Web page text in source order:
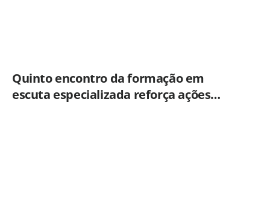
Quinto encontro da formação em
escuta especializada reforça ações